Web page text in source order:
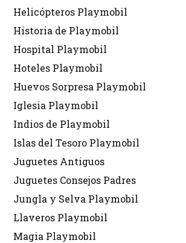
Helicópteros Playmobil
Historia de Playmobil
Hospital Playmobil
Hoteles Playmobil
Huevos Sorpresa Playmobil
Iglesia Playmobil
Indios de Playmobil
Islas del Tesoro Playmobil
Juguetes Antiguos
Juguetes Consejos Padres
Jungla y Selva Playmobil
Llaveros Playmobil
Magia Playmobil